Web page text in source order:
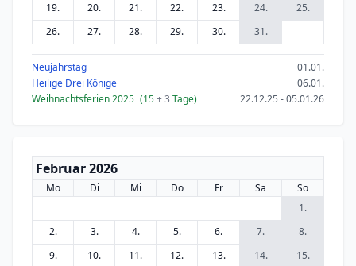
19.
20. 21. 22. 23. 24.
25.
26.
27. 28. 29. 30. 31.
Neujahrstag
01.01.
Heilige Drei Könige
06.01.
Weihnachtsferien 2025 (15+ 3 Tage) 22.12.25 - 05.01.26
Februar 2026
Mo Di Mi Do Fr Sa
So
1.
2.
3. 4. 5. 6. 7.
8.
9.
10. 11. 12. 13. 14.
15.